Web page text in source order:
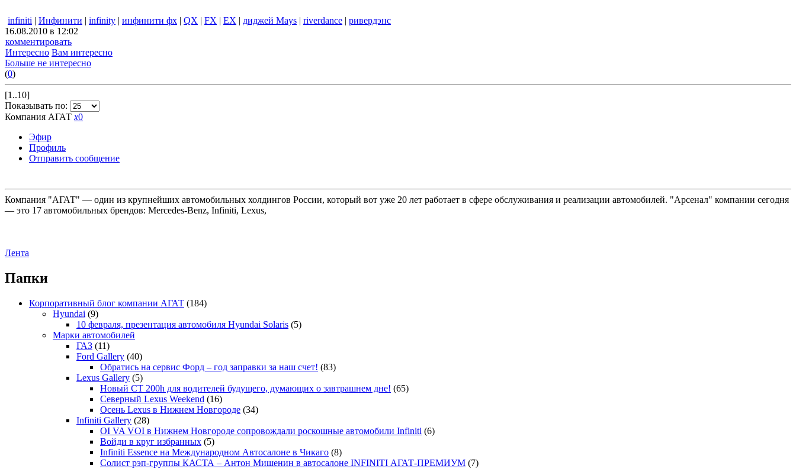
infiniti | Инфинити | infinity | инфинити фх | QX | FX | EX | диджей Mays | riverdance | ривердэнс
16.08.2010 в 12:02
комментировать
Интересно Вам интересно
Больше не интересно
(0)
[1..10]
Показывать по:
Компания АГАТ x0
Эфир
Профиль
Отправить сообщение
Компания "АГАТ" — один из крупнейших автомобильных холдингов России, который вот уже 20 лет работает в сфере обслуживания и реализации автомобилей. "Арсенал" компании сегодня
— это 17 автомобильных брендов: Mercedes-Benz, Infiniti, Lexus,
Лента
Папки
Корпоративный блог компании АГАТ (184)
Hyundai (9)
10 февраля, презентация автомобиля Hyundai Solaris (5)
Марки автомобилей
ГАЗ (11)
Ford Gallery (40)
Обратись на сервис Форд – год заправки за наш счет! (83)
Lexus Gallery (5)
Новый CT 200h для водителей будущего, думающих о завтрашнем дне! (65)
Северный Lexus Weekend (16)
Осень Lexus в Нижнем Новгороде (34)
Infiniti Gallery (28)
OI VA VOI в Нижнем Новгороде сопровождали роскошные автомобили Infiniti (6)
Войди в круг избранных (5)
Infiniti Essence на Международном Автосалоне в Чикаго (8)
Солист рэп-группы КАСТА – Антон Мишенин в автосалоне INFINITI АГАТ-ПРЕМИУМ (7)